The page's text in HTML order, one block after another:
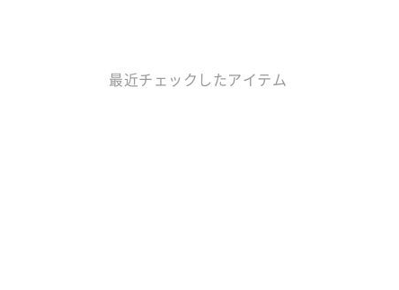
最近チェックしたアイテム